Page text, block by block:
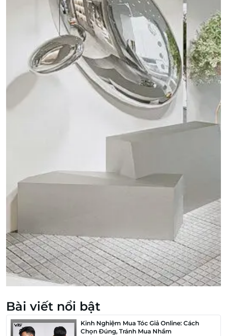
Bài viết nổi bật
Kinh Nghiệm Mua Tóc Giả Online: Cách
Chọn Đúng, Tránh Mua Nhầm